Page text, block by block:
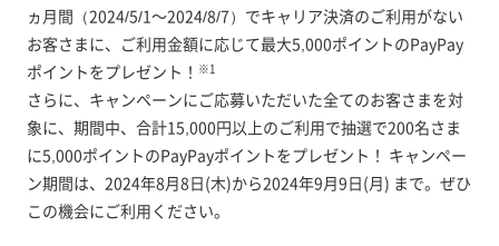
ヵ月間（2024/5/1～2024/8/7）でキャリア決済のご利用がない
お客さまに、ご利用金額に応じて最大5,000ポイントのPayPay
ポイントをプレゼント！ ※1
さらに、キャンペーンにご応募いただいた全てのお客さまを対
象に、期間中、合計15,000円以上のご利用で抽選で200名さま
に5,000ポイントのPayPayポイントをプレゼント！ キャンペー
ン期間は、2024年8月8日(木)から2024年9月9日(月) まで。ぜひ
この機会にご利用ください。